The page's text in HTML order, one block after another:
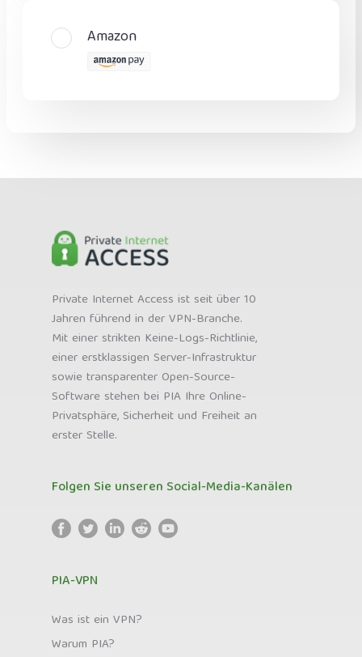
Amazon
Private Internet Access ist seit über 10
Jahren führend in der VPN-Branche.
Mit einer strikten Keine-Logs-Richtlinie,
einer erstklassigen Server-Infrastruktur
sowie transparenter Open-Source-
Software stehen bei PIA Ihre Online-
Privatsphäre, Sicherheit und Freiheit an
erster Stelle.
Folgen Sie unseren Social-Media-Kanälen
PIA-VPN
Was ist ein VPN?
Warum PIA?